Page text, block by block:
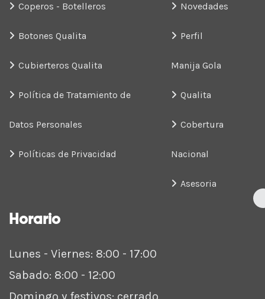
Coperos - Botelleros
Botones Qualita
Cubierteros Qualita
Política de Tratamiento de
Datos Personales
Políticas de Privacidad
Novedades
Perfil
Manija Gola
Qualita
Cobertura
Nacional
Asesoria
Horario
Lunes - Viernes: 8:00 - 17:00
Sabado: 8:00 - 12:00